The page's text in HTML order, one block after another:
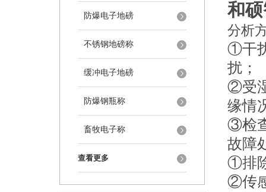
防爆电子地磅
不锈钢地磅称
缓冲电子地磅
防爆钢瓶称
畜牧电子称
查看更多
和
分析
①干
扰；
②受
缘情
③检
故障
①排
②传